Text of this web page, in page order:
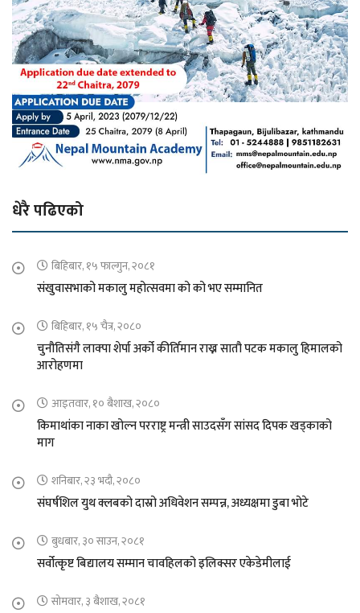
धेरै पढिएको
बिहिबार, १५ फाल्गुन, २०८१
संखुवासभाको मकालु महोत्सवमा को को भए सम्मानित
बिहिबार, १५ चैत्र, २०८०
चुनौतिसंगै लाक्पा शेर्पा अर्को कीर्तिमान राख्न सातौ पटक मकालु हिमालको
आरोहणमा
आइतवार, १० बैशाख, २०८०
किमाथांका नाका खोल्न परराष्ट्र मन्त्री साउदसँग सांसद दिपक खड्काको
माग
शनिबार, २३ भदौ, २०८०
संघर्षशिल युथ क्लबको दास्रो अधिवेशन सम्पन्न, अध्यक्षमा डुबा भोटे
बुधबार, ३० साउन, २०८१
सर्वोत्कृष्ट बिद्यालय सम्मान चावहिलको इलिक्सर एकेडेमीलाई
सोमवार, ३ बैशाख, २०८१